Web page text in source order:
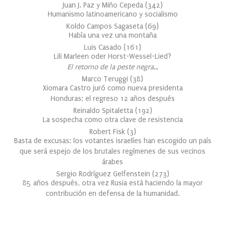
Juan J. Paz y Miño Cepeda (342)
Humanismo latinoamericano y socialismo
Koldo Campos Sagaseta (69)
Había una vez una montaña
Luis Casado (161 )
Lili Marleen oder Horst-Wessel-Lied?
El retorno de la peste negra…
Marco Teruggi (38)
Xiomara Castro juró como nueva presidenta
Honduras: el regreso 12 años después
Reinaldo Spitaletta (192)
La sospecha como otra clave de resistencia
Robert Fisk (3)
Basta de excusas: los votantes israelíes han escogido un país
que será espejo de los brutales regímenes de sus vecinos
árabes
Sergio Rodríguez Gelfenstein (273)
85 años después, otra vez Rusia está haciendo la mayor
contribución en defensa de la humanidad.